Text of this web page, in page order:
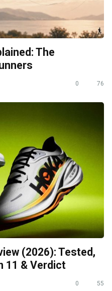
The
0 76
(2026): Tested,
11 & Verdict
0 55